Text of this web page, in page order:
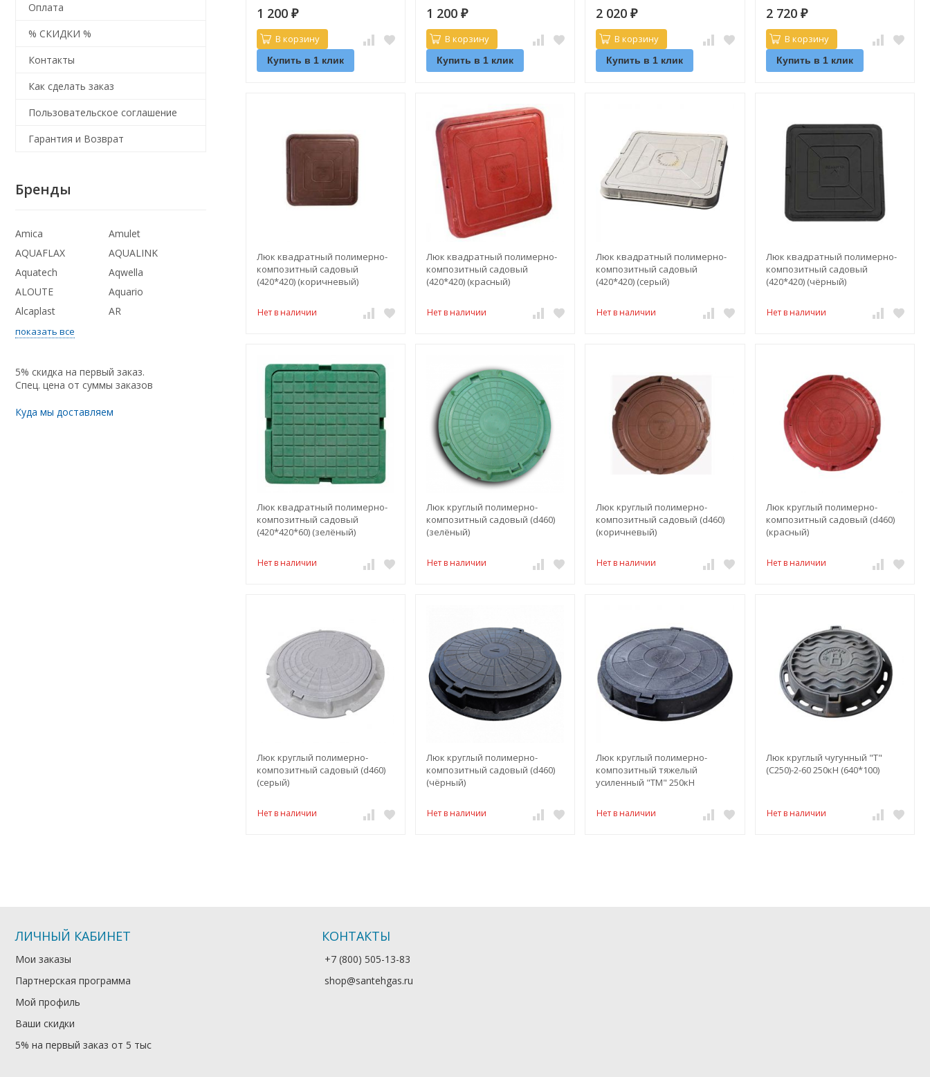
1 200 ₽
В корзину
Купить в 1 клик
1 200 ₽
В корзину
Купить в 1 клик
2 020₽
В корзину
Купить в 1 клик
2 720 ₽
В корзину
Купить в 1 клик
Люк квадратный полимерно-
композитный садовый
(420*420) (коричневый)
Нет в наличии
Люк квадратный полимерно-
композитный садовый
(420*420) (красный)
Нет в наличии
Люк квадратный полимерно-
композитный садовый
(420*420) (серый)
Нет в наличии
Люк квадратный полимерно-
композитный садовый
(420*420) (чёрный)
Нет в наличии
Люк квадратный полимерно-
композитный садовый
(420*420*60) (зелёный)
Нет в наличии
Люк круглый полимерно-
композитный садовый (d460)
(зелёный)
Нет в наличии
Люк круглый полимерно-
композитный садовый (d460)
(коричневый)
Нет в наличии
Люк круглый полимерно-
композитный садовый (d460)
(красный)
Нет в наличии
Люк круглый полимерно-
композитный садовый (d460)
(серый)
Нет в наличии
Люк круглый полимерно-
композитный садовый (d460)
(чёрный)
Нет в наличии
Люк круглый полимерно-
композитный тяжелый
усиленный "ТМ" 250кН
Нет в наличии
Люк круглый чугунный "Т"
(C250)-2-60 250кН (640*100)
Нет в наличии
Оплата
% СКИДКИ %
Контакты
Как сделать заказ
Пользовательское соглашение
Гарантия и Возврат
Бренды
Amica
Amulet
AQUAFLAX
AQUALINK
Aquatech
Aqwella
ALOUTE
Aquario
Alcaplast
AR
показать все
5% скидка на первый заказ.
Спец. цена от суммы заказов
Куда мы доставляем
ЛИЧНЫЙ КАБИНЕТ
Мои заказы
Партнерская программа
Мой профиль
Ваши скидки
5% на первый заказ от 5 тыс
КОНТАКТЫ
+7 (800) 505-13-83
shop@santehgas.ru